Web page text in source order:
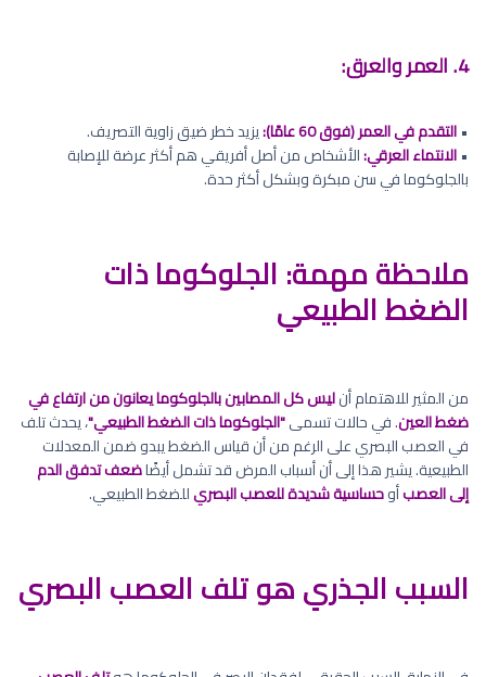
4. العمر والعرق:
•التقدم في العمر (فوق 60 عامًا):
يزيد خطر ضيق زاوية التصريف.
•الانتماء العرقي:الأشخاص من أصل أفريقي هم أكثر عرضة للإصابة
بالجلوكوما في سن مبكرة وبشكل أكثر حدة.
ملاحظة مهمة: الجلوكوما ذات
الضغط الطبيعي
من المثير للاهتمام أنليس كل المصابين بالجلوكوما يعانون من ارتفاع في
ضغط العين. في حالات تسمى"الجلوكوما ذات الضغط الطبيعي"، يحدث تلف
في العصب البصري على الرغم من أن قياس الضغط يبدو ضمن المعدلات
الطبيعية. يشير هذا إلى أن أسباب المرض قد تشمل أيضًاضعف تدفق الدم
إلى العصبأوحساسية شديدة للعصب البصريللضغط الطبيعي.
السبب الجذري هو تلف العصب البصري